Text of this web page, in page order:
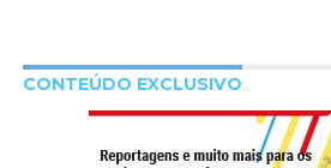
CONTEÚDO EXCLUSIVO